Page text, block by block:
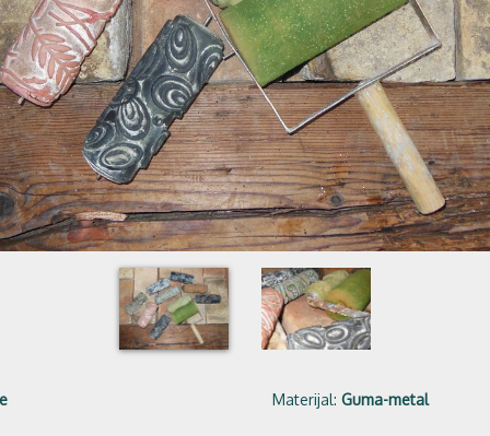
Materijal: Guma-metal